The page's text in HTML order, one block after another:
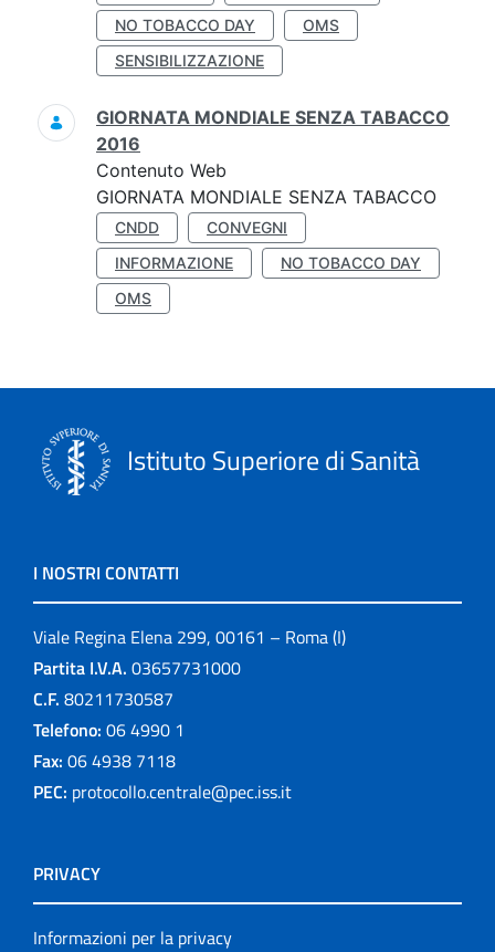
NO TOBACCO DAY
OMS
SENSIBILIZZAZIONE
GIORNATA MONDIALE SENZA TABACCO
2016
Contenuto Web
GIORNATA MONDIALE SENZA TABACCO
CNDD
CONVEGNI
INFORMAZIONE
NO TOBACCO DAY
OMS
Istituto Superiore di Sanità
I NOSTRI CONTATTI
Viale Regina Elena 299, 00161 – Roma (I)
Partita I.V.A. 03657731000
C.F. 80211730587
Telefono: 06 4990 1
Fax: 06 4938 7118
PEC: protocollo.centrale@pec.iss.it
PRIVACY
Informazioni per la privacy